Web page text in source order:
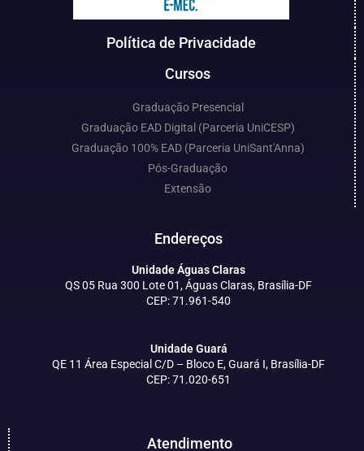
Política de Privacidade
Cursos
Graduação Presencial
Graduação EAD Digital (Parceria UniCESP)
Graduação 100% EAD (Parceria UniSant'Anna)
Pós-Graduação
Extensão
Endereços
Unidade Águas Claras
QS 05 Rua 300 Lote 01, Águas Claras, Brasília-DF
CEP: 71.961-540
Unidade Guará
QE 11 Área Especial C/D – Bloco E, Guará I, Brasília-DF
CEP: 71.020-651
Atendimento